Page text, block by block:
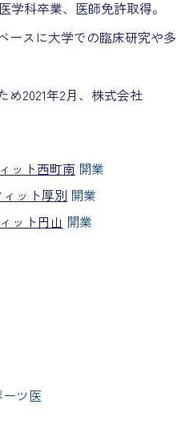
学科卒業、医師免許取得。
ースに大学での臨床研究や多
め2021年2月、株式会社
ット西町南 開業
ット厚別 開業
ット円山 開業
ツ医